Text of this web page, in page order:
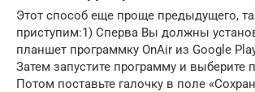
Этот способ еще проще предыдущего,
приступим:1) Сперва Вы должны
планшет программку OnAir из Google
Затем запустите программу и выберите
Потом поставьте галочку в поле